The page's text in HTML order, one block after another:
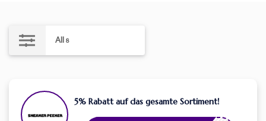
All 8
5% Rabatt auf das gesamte Sortiment!